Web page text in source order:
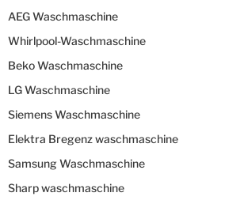
AEG Waschmaschine
Whirlpool-Waschmaschine
Beko Waschmaschine
LG Waschmaschine
Siemens Waschmaschine
Elektra Bregenz waschmaschine
Samsung Waschmaschine
Sharp waschmaschine